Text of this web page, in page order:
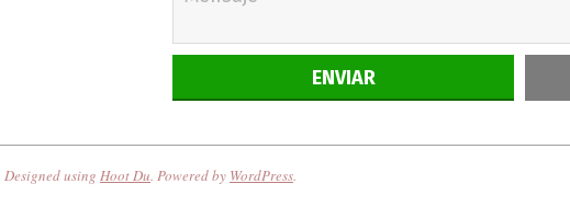
Designed using Hoot Du. Powered by WordPress.